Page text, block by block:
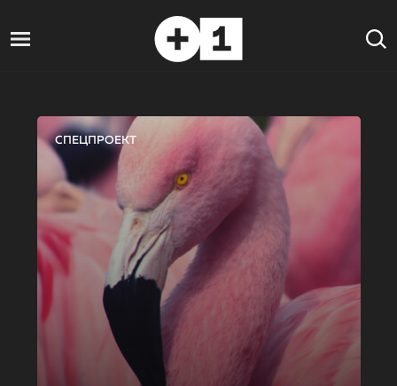
СПЕЦПРОЕКТ